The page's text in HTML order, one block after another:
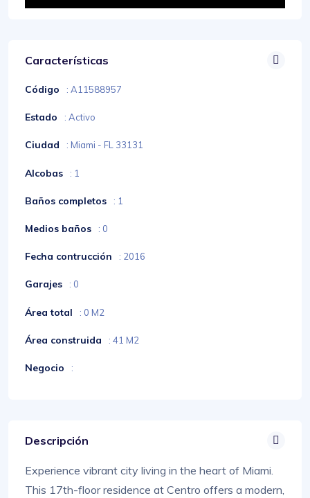
Características
Código : A11588957
Estado : Activo
Ciudad : Miami - FL 33131
Alcobas : 1
Baños completos : 1
Medios baños : 0
Fecha contrucción : 2016
Garajes : 0
Área total : 0 M2
Área construida : 41 M2
Negocio :
Descripción
Experience vibrant city living in the heart of Miami.
This 17th-floor residence at Centro offers a modern,